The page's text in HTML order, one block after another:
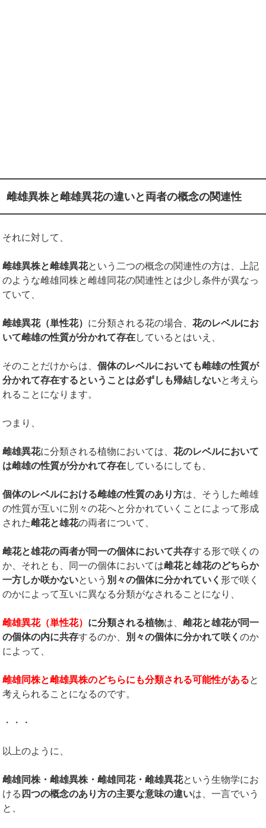
雌雄異株と雌雄異花の違いと両者の概念の関連性
それに対して、
雌雄異株と雌雄異花という二つの概念の関連性の方は、上記
のような雌雄同株と雌雄同花の関連性とは少し条件が異なっ
ていて、
雌雄異花（単性花） に分類される花の場合、花のレベルにお
いて雌雄の性質が分かれて存在しているとはいえ、
そのことだけからは、個体のレベルにおいても雌雄の性質が
分かれて存在するということは必ずしも帰結しないと考えら
れることになります。
つまり、
雌雄異花に分類される植物においては、花のレベルにおいて
は雌雄の性質が分かれて存在しているにしても、
個体のレベルにおける雌雄の性質のあり方は、そうした雌雄
の性質が互いに別々の花へと分かれていくことによって形成
された雌花と雄花の両者について、
雌花と雄花の両者が同一の個体において共存する形で咲くの
か、それとも、同一の個体においては雌花と雄花のどちらか
一方しか咲かないという 別々の個体に分かれていく形で咲く
のかによって互いに異なる分類がなされることになり、
雌雄異花（単性花） に分類される植物は、雌花と雄花が同一
の個体の内に共存するのか、 別々の個体に分かれて咲くのか
によって、
雌雄同株と雌雄異株のどちらにも分類される可能性があると
考えられることになるのです。
・・・
以上のように、
雌雄同株・雌雄異株・雌雄同花・雌雄異花という生物学にお
ける 四つの概念のあり方の主要な意味の違いは、一言でいう
と、